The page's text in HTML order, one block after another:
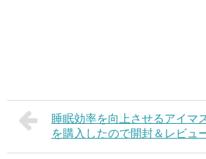
睡眠効率を向上させるアイマ
を購入したので開封＆レビュ